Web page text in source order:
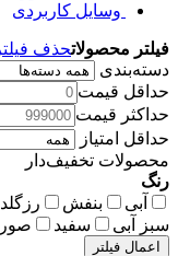
وسایل کاربردی
فیلتر محصولاتحذف
دسته‌بندی
حداقل قیمت
حداکثر قیمت
حداقل امتیاز
محصولات تخفیف‌دار
رنگ
آبی
بنفش رزگلد
سبز آبی
سفید
اعمال فیلتر